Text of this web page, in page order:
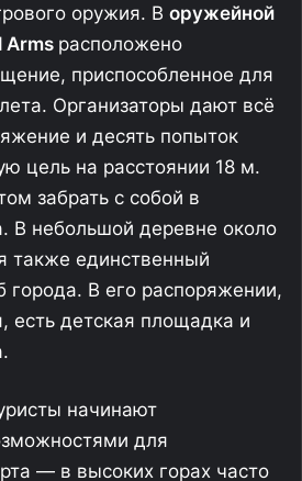
оружия. В оружейной
Arms расположено
приспособленное для
Организаторы дают всё
и десять попыток
цель на расстоянии 18 м.
забрать с собой в
В небольшой деревне около
также единственный
города. В его распоряжении,
есть детская площадка и
начинают
для
— в высоких горах часто